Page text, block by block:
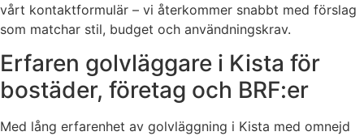
vårt kontaktformulär – vi återkommer snabbt med förslag
som matchar stil, budget och användningskrav.
Erfaren golvläggare i Kista för
bostäder, företag och BRF:er
Med lång erfarenhet av golvläggning i Kista med omnejd